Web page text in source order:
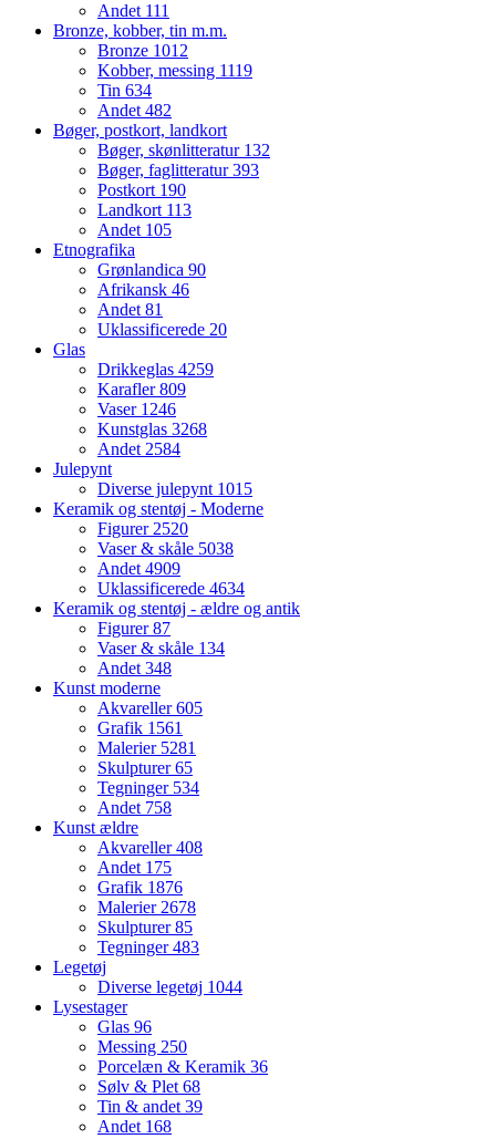
Andet 111
Bronze, kobber, tin m.m.
Bronze 1012
Kobber, messing 1119
Tin 634
Andet482
Bøger, postkort, landkort
Bøger, skønlitteratur 132
Bøger, faglitteratur393
Postkort 190
Landkort 113
Andet 105
Etnografika
Grønlandica 90
Afrikansk 46
Andet81
Uklassificerede 20
Glas
Drikkeglas 4259
Karafler809
Vaser 1246
Kunstglas 3268
Andet2584
Julepynt
Diverse julepynt 1015
Keramik og stentøj - Moderne
Figurer2520
Vaser & skåle 5038
Andet4909
Uklassificerede 4634
Keramik og stentøj - ældre og antik
Figurer87
Vaser & skåle 134
Andet348
Kunst moderne
Akvareller605
Grafik 1561
Malerier 5281
Skulpturer65
Tegninger 534
Andet 758
Kunst ældre
Akvareller408
Andet 175
Grafik 1876
Malerier2678
Skulpturer85
Tegninger483
Legetøj
Diverse legetøj 1044
Lysestager
Glas 96
Messing 250
Porcelæn & Keramik 36
Sølv & Plet68
Tin & andet39
Andet 168